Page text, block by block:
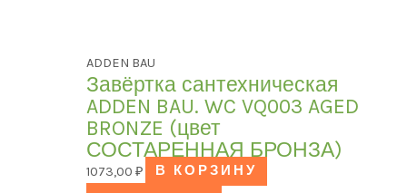
ADDEN BAU
Завёртка сантехническая
ADDEN BAU. WC VQ003 AGED
BRONZE (цвет
СОСТАРЕННАЯ БРОНЗА)
1073,00₽
В КОРЗИНУ